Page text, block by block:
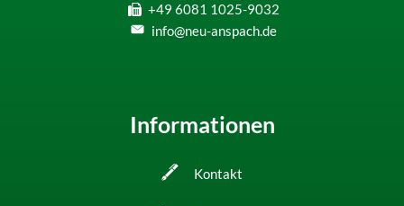
+49 6081 1025-9032
info@neu-anspach.de
Informationen
Kontakt